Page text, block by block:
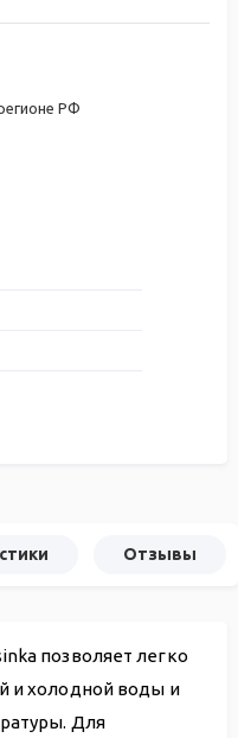
РФ
Отзывы
позволяет легко
и холодной воды и
Для